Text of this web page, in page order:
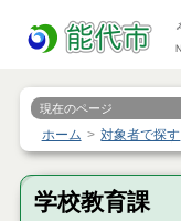
現在のページ
ホーム 対象者で探す
学校教育課